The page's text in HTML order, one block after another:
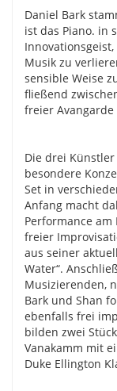
Daniel Bark
ist das Piano. in
Musik zu
sensible Weise
fließend
freier
Die drei
besondere
Set in
Anfang macht
Performance
freier
aus seiner
Water“.
Musizierenden,
Bark und Shan
ebenfalls frei
bilden zwei
Vanakamm mit
Duke Ellington